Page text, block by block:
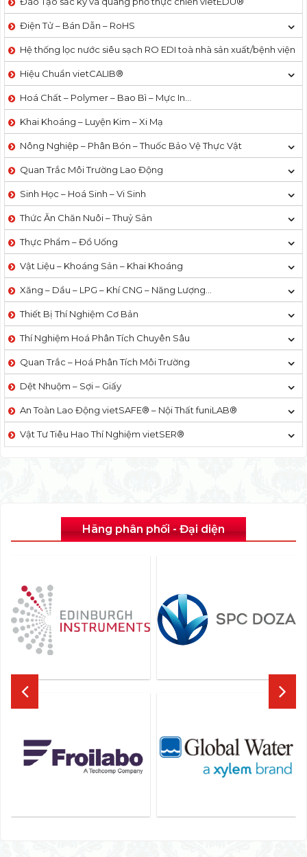
Điện Tử – Bán Dẫn – RoHS
Hệ thống lọc nước siêu sạch RO EDI​​ toà nhà sản xuất/bệnh viện
Hiệu Chuẩn vietCALIB®
Hoá Chất – Polymer – Bao Bì – Mực In…
Khai Khoáng – Luyện Kim – Xi Mạ
Nông Nghiệp – Phân Bón – Thuốc Bảo Vệ Thực Vật
Quan Trắc Môi Trường Lao Động
Sinh Học – Hoá Sinh – Vi Sinh
Thức Ăn Chăn Nuôi – Thuỷ Sản
Thực Phẩm – Đồ Uống
Vật Liệu – Khoáng Sản – Khai Khoáng
Xăng – Dầu – LPG – Khí CNG – Năng Lượng…
Thiết Bị Thí Nghiệm Cơ Bản
Thí Nghiệm Hoá Phân Tích Chuyên Sâu
Quan Trắc – Hoá Phân Tích Môi Trường
Dệt Nhuộm – Sợi – Giấy
An Toàn Lao Động vietSAFE® – Nội Thất funiLAB®
Vật Tư Tiêu Hao Thí Nghiệm vietSER®
Hãng phân phối - Đại diện